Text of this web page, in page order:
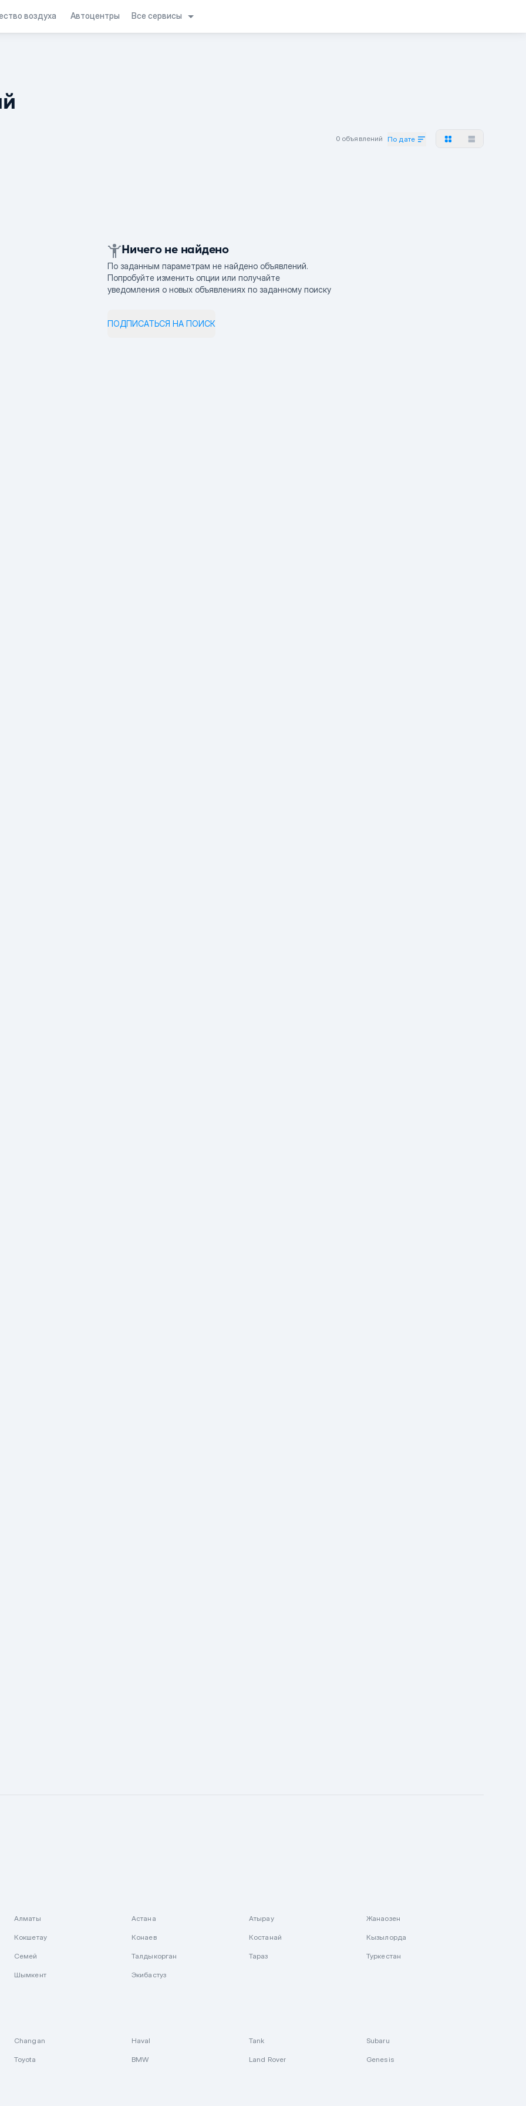
воздуха Автоцентры Все сервисы
0 объявлений По дате
Ничего не найдено
По заданным параметрам не найдено объявлений.
Попробуйте изменить опции или получайте
уведомления о новых объявлениях по заданному поиску
ПОДПИСАТЬСЯ НА ПОИСК
Алматы Астана Атырау Жанаозен
Кокшетау Конаев Костанай Кызылорда
Семей Талдыкорган Тараз Туркестан
Шымкент Экибастуз
Changan Haval Tank Subaru
Toyota BMW Land Rover Genesis